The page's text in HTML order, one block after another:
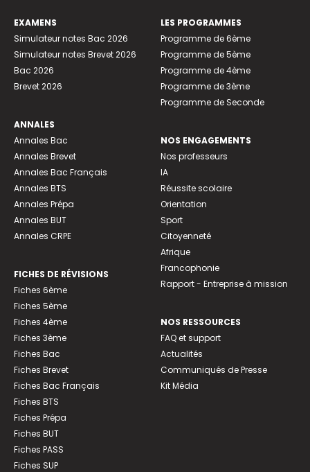
EXAMENS
Simulateur notes Bac 2026
Simulateur notes Brevet 2026
Bac 2026
Brevet 2026
ANNALES
Annales Bac
Annales Brevet
Annales Bac Français
Annales BTS
Annales Prépa
Annales BUT
Annales CRPE
FICHES DE RÉVISIONS
Fiches 6ème
Fiches 5ème
Fiches 4ème
Fiches 3ème
Fiches Bac
Fiches Brevet
Fiches Bac Français
Fiches BTS
Fiches Prépa
Fiches BUT
Fiches PASS
Fiches SUP
LES PROGRAMMES
Programme de 6ème
Programme de 5ème
Programme de 4ème
Programme de 3ème
Programme de Seconde
NOS ENGAGEMENTS
Nos professeurs
IA
Réussite scolaire
Orientation
Sport
Citoyenneté
Afrique
Francophonie
Rapport - Entreprise à mission
NOS RESSOURCES
FAQ et support
Actualités
Communiqués de Presse
Kit Média